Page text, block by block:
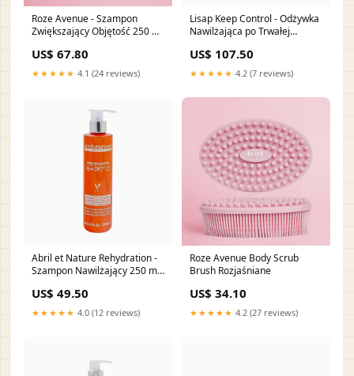
Roze Avenue - Szampon
Zwiększający Objętość 250 ml
US$ 67.80
★★★★★ 4.1 (24 reviews)
Lisap Keep Control - Odżywka
Nawilżająca po Trwałej
Dekoloryzacja
US$ 107.50
★★★★★ 4.2 (7 reviews)
Abril et Nature Rehydration -
Szampon Nawilżający 250 ml
US$ 49.50
★★★★★ 4.0 (12 reviews)
Roze Avenue Body Scrub
Brush Rozjaśniane
US$ 34.10
★★★★★ 4.2 (27 reviews)